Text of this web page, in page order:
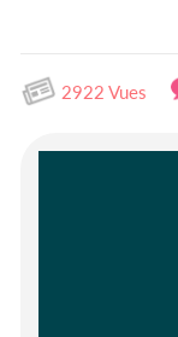
2922 Vues